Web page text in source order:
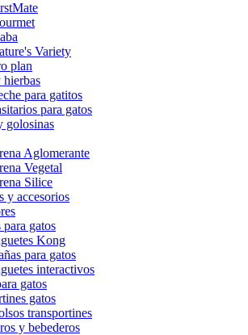
Variety
plan
hierbas
para gatitos
para gatos
golosinas
Aglomerante
Vegetal
Silice
y accesorios
para gatos
Kong
para gatos
interactivos
gatos
gatos
transportines
y bebederos